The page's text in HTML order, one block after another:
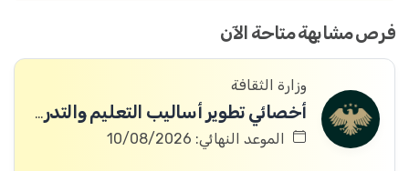
فرص مشابهة متاحة الآن
وزارة الثقافة
أخصائي تطوير أساليب التعليم والتدريب
الموعد النهائي: 10/08/2026